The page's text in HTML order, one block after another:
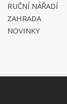
RUČNÍ NÁŘADÍ
ZAHRADA
NOVINKY